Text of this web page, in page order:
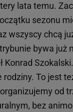
lata temu.
sezonu
wszyscy chcą
bywa już
Konrad
rodziny. To jest
od
bez